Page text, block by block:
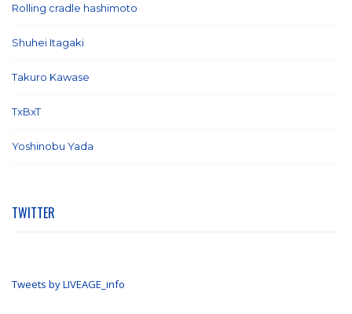
Rolling cradle hashimoto
Shuhei Itagaki
Takuro Kawase
TxBxT
Yoshinobu Yada
TWITTER
Tweets by LIVEAGE_info